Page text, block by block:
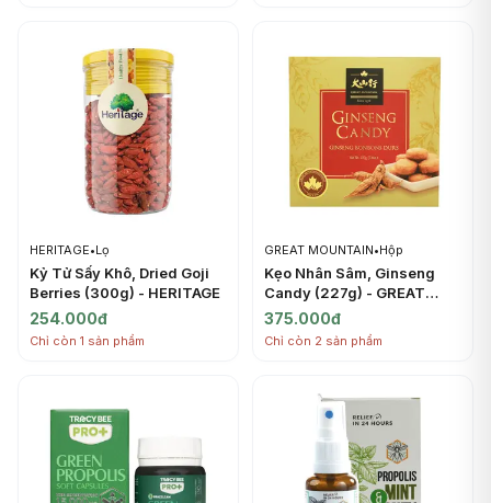
HERITAGE•Lọ
Kỷ Tử Sấy Khô, Dried Goji
Berries (300g) - HERITAGE
254.000đ
Chỉ còn 1 sản phẩm
GREAT MOUNTAIN•Hộp
Kẹo Nhân Sâm, Ginseng
Candy (227g) - GREAT
MOUNTAIN
375.000đ
Chỉ còn 2 sản phẩm